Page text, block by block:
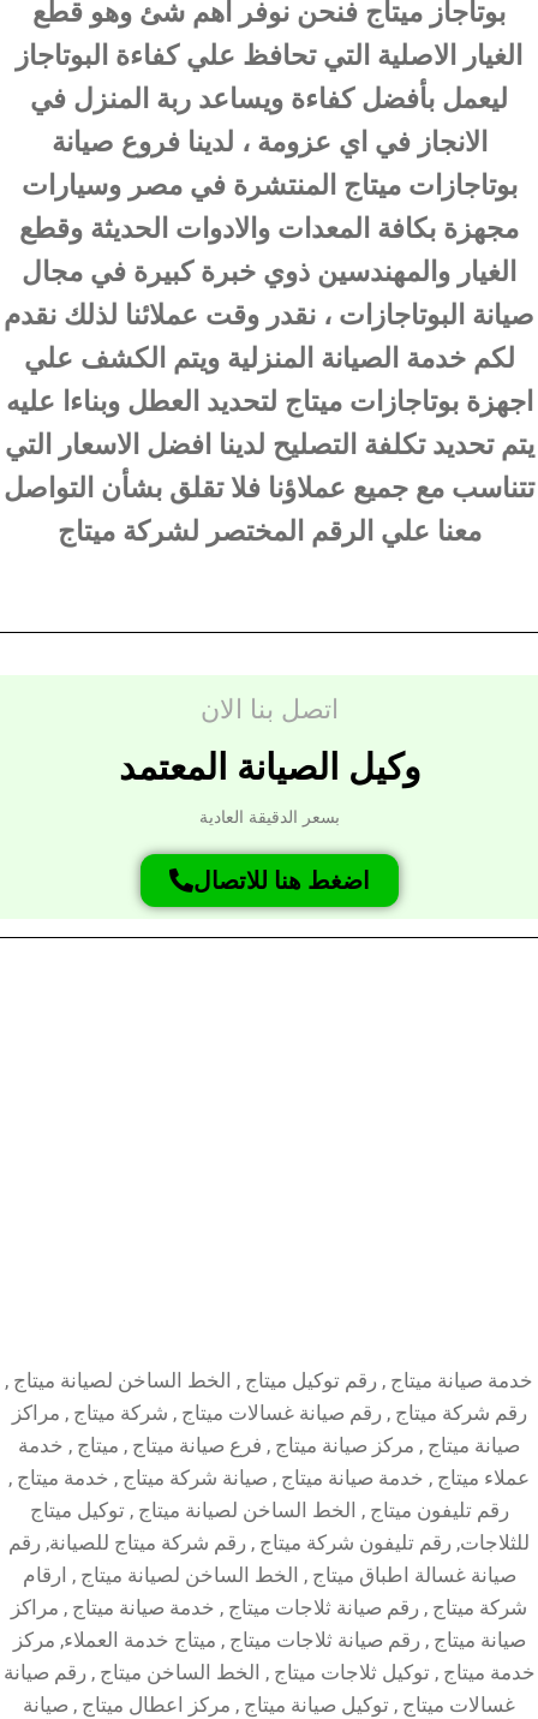
بوتاجاز ميتاج فنحن نوفر اهم شئ وهو قطع
الغيار الاصلية التي تحافظ علي كفاءة البوتاجاز
ليعمل بأفضل كفاءة ويساعد ربة المنزل في
الانجاز في اي عزومة ، لدينا فروع صيانة
بوتاجازات ميتاج المنتشرة في مصر وسيارات
مجهزة بكافة المعدات والادوات الحديثة وقطع
الغيار والمهندسين ذوي خبرة كبيرة في مجال
صيانة البوتاجازات ، نقدر وقت عملائنا لذلك نقدم
لكم خدمة الصيانة المنزلية ويتم الكشف علي
اجهزة بوتاجازات ميتاج لتحديد العطل وبناءا عليه
يتم تحديد تكلفة التصليح لدينا افضل الاسعار التي
تتناسب مع جميع عملاؤنا فلا تقلق بشأن التواصل
معنا علي الرقم المختصر لشركة ميتاج
اتصل بنا الان
وكيل الصيانة المعتمد
بسعر الدقيقة العادية
اضغط هنا للاتصال
خدمة صيانة ميتاج , رقم توكيل ميتاج , الخط الساخن لصيانة ميتاج ,
رقم شركة ميتاج , رقم صيانة غسالات ميتاج , شركة ميتاج , مراكز
صيانة ميتاج , مركز صيانة ميتاج , فرع صيانة ميتاج , ميتاج , خدمة
عملاء ميتاج , خدمة صيانة ميتاج , صيانة شركة ميتاج , خدمة ميتاج ,
رقم تليفون ميتاج , الخط الساخن لصيانة ميتاج , توكيل ميتاج
للثلاجات, رقم تليفون شركة ميتاج , رقم شركة ميتاج للصيانة, رقم
صيانة غسالة اطباق ميتاج , الخط الساخن لصيانة ميتاج , ارقام
شركة ميتاج , رقم صيانة ثلاجات ميتاج , خدمة صيانة ميتاج , مراكز
صيانة ميتاج , رقم صيانة ثلاجات ميتاج , ميتاج خدمة العملاء, مركز
خدمة ميتاج , توكيل ثلاجات ميتاج , الخط الساخن ميتاج , رقم صيانة
غسالات ميتاج , توكيل صيانة ميتاج , مركز اعطال ميتاج , صيانة